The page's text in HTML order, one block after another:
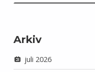
Arkiv
juli 2026